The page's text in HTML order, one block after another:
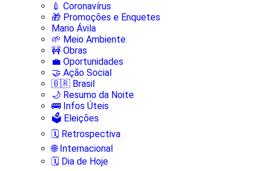
💉 Coronavírus
🎁 Promoções e Enquetes
Mario Ávila
🌱 Meio Ambiente
🚧 Obras
💼 Oportunidades
🤝 Ação Social
🇧🇷 Brasil
🌙 Resumo da Noite
🚌 Infos Úteis
🗳️ Eleições
🗓️ Retrospectiva
🌐 Internacional
🗓️ Dia de Hoje